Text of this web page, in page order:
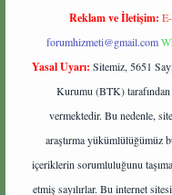
Reklam ve İletişim:
forumhizmeti@gmail.com
Yasal Uyarı: Sitemiz, 5651
Kurumu (BTK) tarafından
vermektedir. Bu nedenle,
araştırma yükümlülüğümüz
içeriklerin sorumluluğunu
etmiş sayılırlar. Bu internet